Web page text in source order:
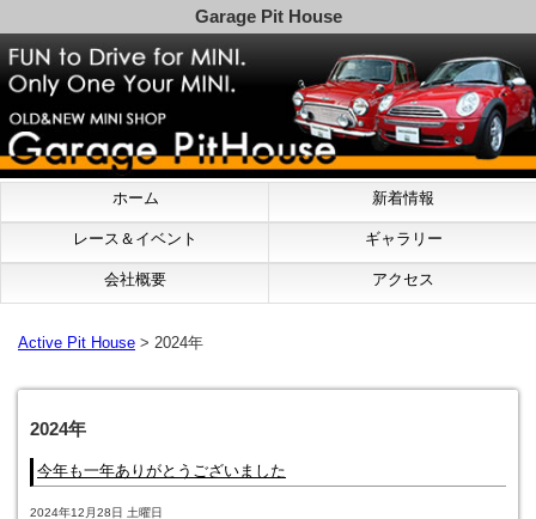
Garage Pit House
ホーム 新着情報
レース＆イベント ギャラリー
会社概要 アクセス
Active Pit House > 2024年
2024年
今年も一年ありがとうございました
2024年12月28日 土曜日